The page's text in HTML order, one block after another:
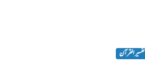
تفسیر القرآن